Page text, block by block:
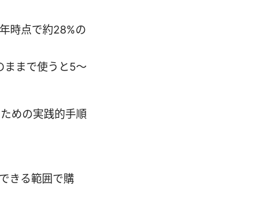
時点で約28%の
ままで使うと5〜
めの実践的手順
きる範囲で購